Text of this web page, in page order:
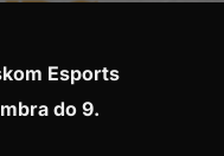
Esports
do 9.